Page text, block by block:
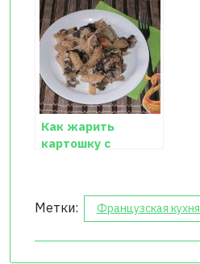
Как жарить
картошку с
Метки: Французская кухня